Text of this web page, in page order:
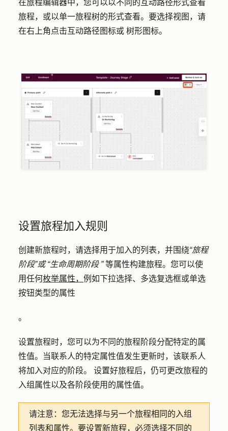
在旅程编辑器中，您可以以不同的互动路径形式查看
旅程，或以单一旅程树的形式查看。要选择视图，请
在右上角点击互动路径图标或 树形图标。
设置旅程加入规则
创建新旅程时，请选择用于加入的列表，并围绕“旅程
阶段”或“生命周期阶段 ”等属性构建旅程。您可以使
用任何枚举属性， 例如下拉选择、多选复选框或单选
按钮类型的属性
。
设置旅程时，您可以为不同的旅程阶段分配特定的属
性值。当联系人的特定属性值发生更新时，该联系人
将加入对应的阶段。 设置好旅程后，仍可更改旅程的
入组属性以及各阶段使用的属性值。
请注意： 您无法选择与另一个旅程相同的入组
列表和属性。要设置新旅程，必须选择不同的